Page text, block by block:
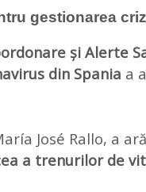
gestionarea
și Alerte
din Spania a
José Rallo, a
a trenurilor de